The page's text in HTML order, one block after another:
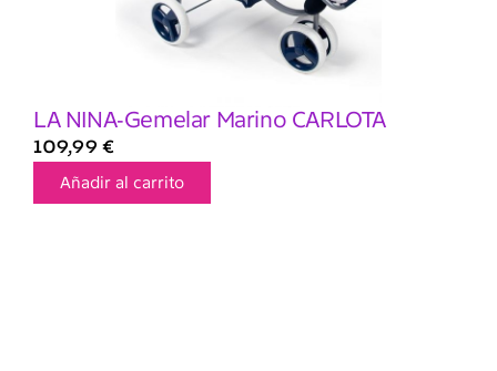
LA NINA-Gemelar Marino CARLOTA
109,99 €
Añadir al carrito